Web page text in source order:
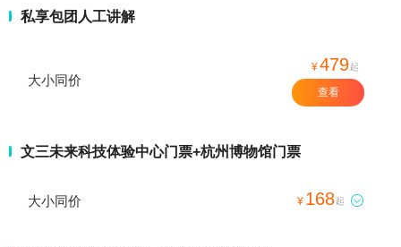
私享包团人工讲解
大小同价
¥479起
查看
文三未来科技体验中心门票+杭州博物馆门票
大小同价 ¥ 168起 